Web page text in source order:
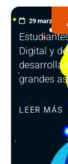
29 marzo,
Digital y
grandes
LEER MÁS